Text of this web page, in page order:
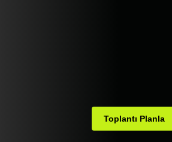
Toplantı Planla